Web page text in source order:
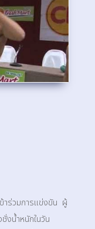
าร่วมการแข่งขัน ผู้
งน้ำหนักในวัน